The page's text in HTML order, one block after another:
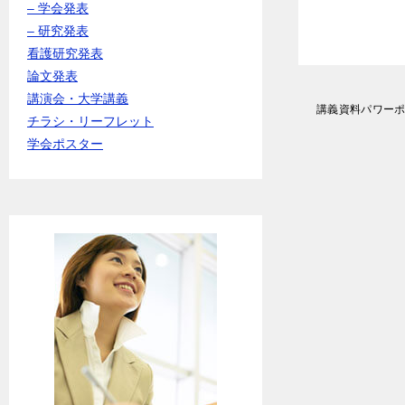
投講義資料パワー
– 学会発表
– 研究発表
看護研究発表
論文発表
講演会・大学講義
チラシ・リーフレット
学会ポスター